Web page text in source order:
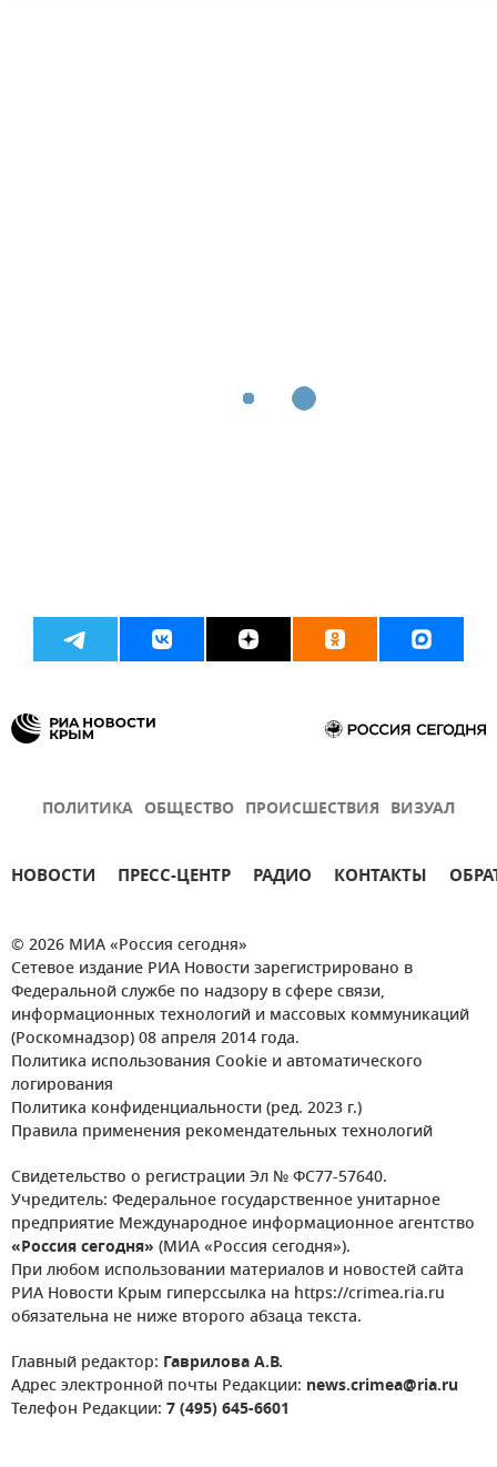
ПОЛИТИКА ОБЩЕСТВО ПРОИСШЕСТВИЯ ВИЗУАЛ
НОВОСТИ ПРЕСС-ЦЕНТР РАДИО КОНТАКТЫ
© 2026 МИА «Россия сегодня»
Сетевое издание РИА Новости зарегистрировано в
Федеральной службе по надзору в сфере связи,
информационных технологий и массовых коммуникаций
(Роскомнадзор) 08 апреля 2014 года.
Политика использования Cookie и автоматического
логирования
Политика конфиденциальности (ред. 2023 г.)
Правила применения рекомендательных технологий
Свидетельство о регистрации Эл № ФС77-57640.
Учредитель: Федеральное государственное унитарное
предприятие Международное информационное агентство
«Россия сегодня» (МИА «Россия сегодня»).
При любом использовании материалов и новостей сайта
РИА Новости Крым гиперссылка на https://crimea.ria.ru
обязательна не ниже второго абзаца текста.
Главный редактор: Гаврилова А.В.
Адрес электронной почты Редакции: news.crimea@ria.ru
Телефон Редакции: 7 (495) 645-6601